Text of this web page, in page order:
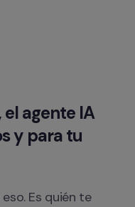
el agente IA
y para tu
Es quién te